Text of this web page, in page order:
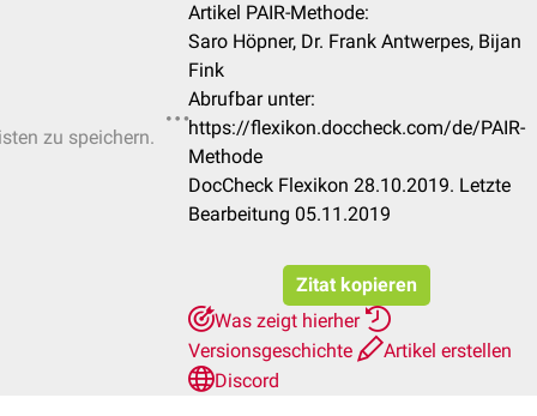
zu speichern.
Artikel PAIR-Methode:
Saro Höpner, Dr. Frank Antwerpes, Bijan
Fink
Abrufbar unter:
https://flexikon.doccheck.com/de/PAIR-
Methode
DocCheck Flexikon 28.10.2019. Letzte
Bearbeitung 05.11.2019
Zitat kopieren
Was zeigt hierher
Versionsgeschichte
Artikel erstellen
Discord